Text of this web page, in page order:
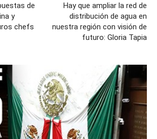
de
y
chefs
Hay que ampliar la red de
distribución de agua en
nuestra región con visión de
futuro: Gloria Tapia